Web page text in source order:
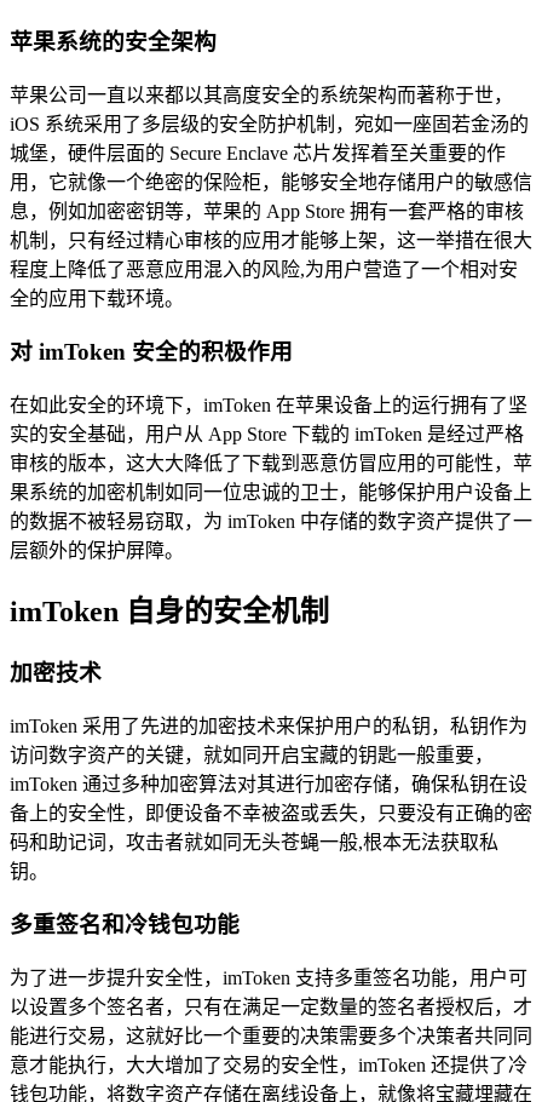
苹果系统的安全架构
苹果公司一直以来都以其高度安全的系统架构而著称于世，
iOS 系统采用了多层级的安全防护机制，宛如一座固若金汤的
城堡，硬件层面的 Secure Enclave 芯片发挥着至关重要的作
用，它就像一个绝密的保险柜，能够安全地存储用户的敏感信
息，例如加密密钥等，苹果的 App Store 拥有一套严格的审核
机制，只有经过精心审核的应用才能够上架，这一举措在很大
程度上降低了恶意应用混入的风险,为用户营造了一个相对安
全的应用下载环境。
对 imToken 安全的积极作用
在如此安全的环境下，imToken 在苹果设备上的运行拥有了坚
实的安全基础，用户从 App Store 下载的 imToken 是经过严格
审核的版本，这大大降低了下载到恶意仿冒应用的可能性，苹
果系统的加密机制如同一位忠诚的卫士，能够保护用户设备上
的数据不被轻易窃取，为 imToken 中存储的数字资产提供了一
层额外的保护屏障。
imToken 自身的安全机制
加密技术
imToken 采用了先进的加密技术来保护用户的私钥，私钥作为
访问数字资产的关键，就如同开启宝藏的钥匙一般重要，
imToken 通过多种加密算法对其进行加密存储，确保私钥在设
备上的安全性，即便设备不幸被盗或丢失，只要没有正确的密
码和助记词，攻击者就如同无头苍蝇一般,根本无法获取私
钥。
多重签名和冷钱包功能
为了进一步提升安全性，imToken 支持多重签名功能，用户可
以设置多个签名者，只有在满足一定数量的签名者授权后，才
能进行交易，这就好比一个重要的决策需要多个决策者共同同
意才能执行，大大增加了交易的安全性，imToken 还提供了冷
钱包功能，将数字资产存储在离线设备上，就像将宝藏埋藏在